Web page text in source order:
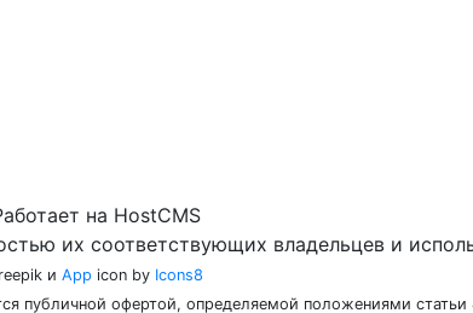
на HostCMS
их соответствующих владельцев и
и App icon by Icons8
публичной офертой, определяемой положениями статьи